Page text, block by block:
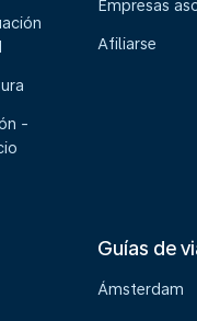
-
Empresas
Afiliarse
Guías de
Ámsterdam